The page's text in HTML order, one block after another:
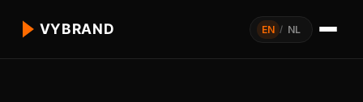
EN / NL